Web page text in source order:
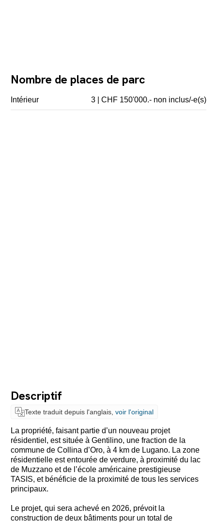
Nombre de places de parc
Intérieur 3 | CHF 150'000.- non inclus/-e(s)
Descriptif
Texte traduit depuis l'anglais, voir l'original
La propriété, faisant partie d’un nouveau projet
résidentiel, est située à Gentilino, une fraction de la
commune de Collina d’Oro, à 4 km de Lugano. La zone
résidentielle est entourée de verdure, à proximité du lac
de Muzzano et de l’école américaine prestigieuse
TASIS, et bénéficie de la proximité de tous les services
principaux.
Le projet, qui sera achevé en 2026, prévoit la
construction de deux bâtiments pour un total de